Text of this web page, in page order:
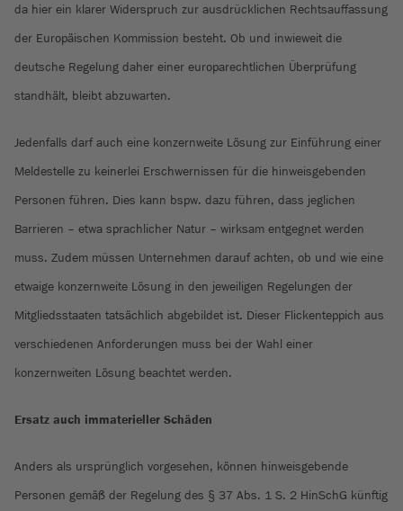
da hier ein klarer Widerspruch zur ausdrücklichen Rechtsauffassung
der Europäischen Kommission besteht. Ob und inwieweit die
deutsche Regelung daher einer europarechtlichen Überprüfung
standhält, bleibt abzuwarten.
Jedenfalls darf auch eine konzernweite Lösung zur Einführung einer
Meldestelle zu keinerlei Erschwernissen für die hinweisgebenden
Personen führen. Dies kann bspw. dazu führen, dass jeglichen
Barrieren – etwa sprachlicher Natur – wirksam entgegnet werden
muss. Zudem müssen Unternehmen darauf achten, ob und wie eine
etwaige konzernweite Lösung in den jeweiligen Regelungen der
Mitgliedsstaaten tatsächlich abgebildet ist. Dieser Flickenteppich aus
verschiedenen Anforderungen muss bei der Wahl einer
konzernweiten Lösung beachtet werden.
Ersatz auch immaterieller Schäden
Anders als ursprünglich vorgesehen, können hinweisgebende
Personen gemäß der Regelung des § 37 Abs. 1 S. 2 HinSchG künftig